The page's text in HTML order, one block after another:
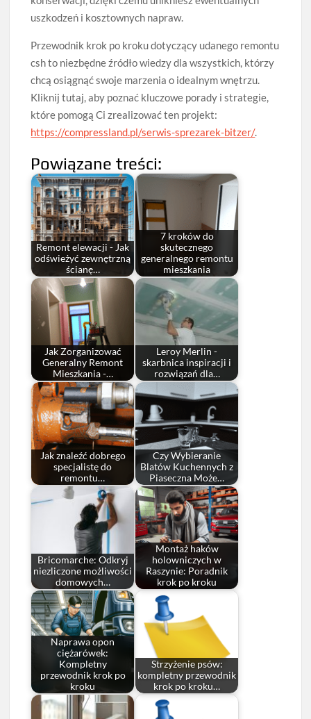
uszkodzeń i kosztownych napraw.
Przewodnik krok po kroku dotyczący udanego remontu
csh to niezbędne źródło wiedzy dla wszystkich, którzy
chcą osiągnąć swoje marzenia o idealnym wnętrzu.
Kliknij tutaj, aby poznać kluczowe porady i strategie,
które pomogą Ci zrealizować ten projekt:
https://compressland.pl/serwis-sprezarek-bitzer/.
Powiązane treści:
Remont elewacji - Jak
odświeżyć zewnętrzną
ścianę…
7 kroków do
skutecznego
generalnego remontu
mieszkania
Jak Zorganizować
Generalny Remont
Mieszkania -…
Leroy Merlin -
skarbnica inspiracji i
rozwiązań dla…
Jak znaleźć dobrego
specjalistę do
remontu…
Czy Wybieranie
Blatów Kuchennych z
Piaseczna Może…
Bricomarche: Odkryj
niezliczone możliwości
domowych…
Montaż haków
holowniczych w
Raszynie: Poradnik
krok po kroku
Naprawa opon
ciężarówek:
Kompletny
przewodnik krok po
kroku
Strzyżenie psów:
kompletny przewodnik
krok po kroku…